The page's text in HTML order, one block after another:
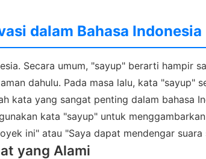
dalam Bahasa Indonesia
Secara umum, "sayup" berarti hampir
dahulu. Pada masa lalu, kata "sayup"
kata yang sangat penting dalam bahasa
kata "sayup" untuk
ini" atau "Saya dapat mendengar suara
yang Alami